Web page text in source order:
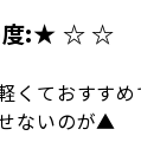
度:★ ☆ ☆
くておすす
ないのが▲